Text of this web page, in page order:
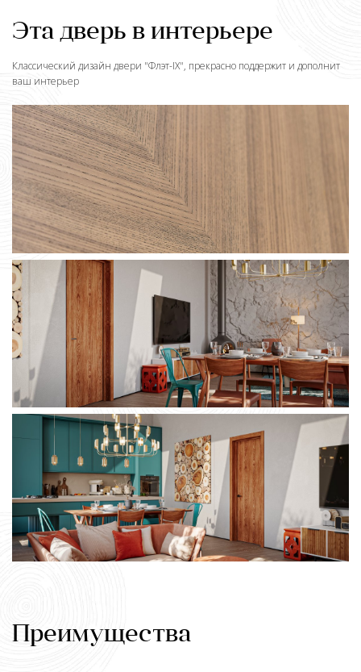
Эта дверь в интерьере
Классический дизайн двери "Флэт-IX", прекрасно поддержит и дополнит
ваш интерьер
Преимущества